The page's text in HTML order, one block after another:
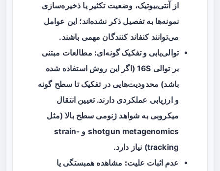
از آنتی‌بیوتیک، وضعیت تکثیر یا ذخیره‌سازی
نمونه‌ها به تفصیل ذکر نشده‌اند؛ این عوامل
می‌توانند کنفاند کنندگان مهمی باشند.
توالی‌یابی و تفکیک گونه‌ای: مطالعات مبتنی
بر توالی 16S (اگر این روش استفاده شده
باشد) محدودیت‌هایی در تفکیک تا سطح گونه
و ارزیابی عملکردی دارند. تعیین انتقال
میکروبی به شواهد ژنومی سطح بالا (مثل
shotgun metagenomics و strain-
tracking) نیاز دارد.
عدم اثبات علیت: مشاهده همبستگی یا